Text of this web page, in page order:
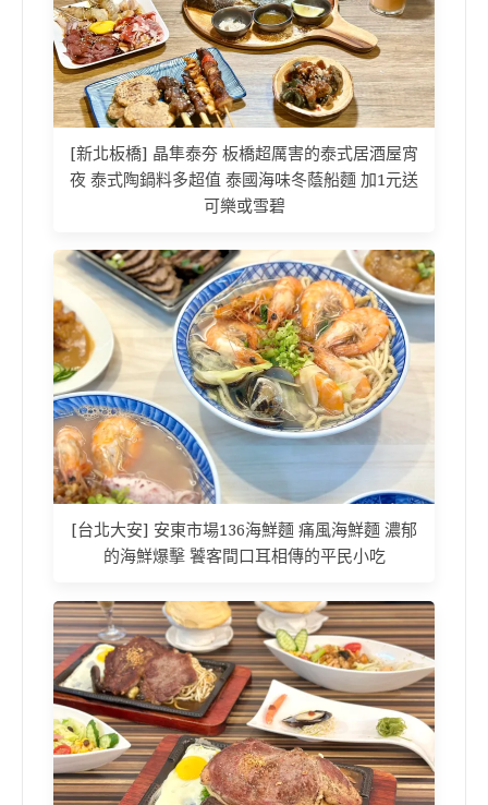
[新北板橋] 晶隼泰夯 板橋超厲害的泰式居酒屋宵
夜 泰式陶鍋料多超值 泰國海味冬蔭船麵 加1元送
可樂或雪碧
[台北大安] 安東市場136海鮮麵 痛風海鮮麵 濃郁
的海鮮爆擊 饕客間口耳相傳的平民小吃